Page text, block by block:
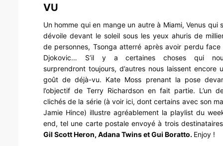
VU
Un homme qui en mange un autre à Miami, Venus qui
dévoile devant le soleil sous les yeux ahuris de
de personnes, Tsonga atterré après avoir perdu face
Djokovic… S’il y a certaines choses qui
surprendront toujours, d’autres nous laissent encore
goût de déjà-vu. Kate Moss prenant la pose
l’objectif de Terry Richardson en fait partie. L’un
clichés de la série (à voir ici, dont certains avec son
Jamie Hince) illustre agréablement la playlist du
end, tel une carte postale envoyé à trois
Gil Scott Heron, Adana Twins et Gui Boratto. Enjoy !